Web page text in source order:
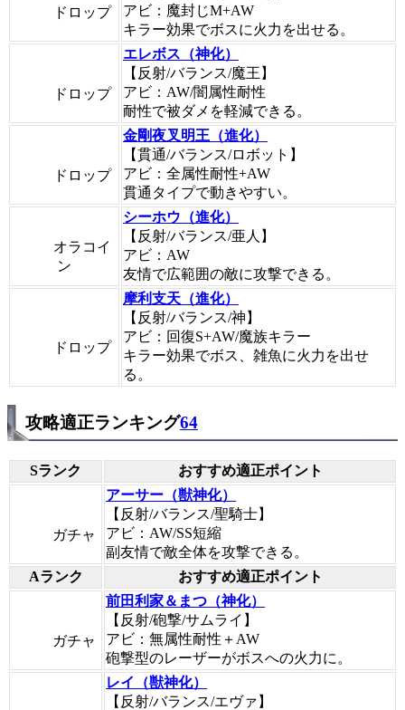
ドロップ
アビ：魔封じM+AW
キラー効果でボスに火力を出せる。
ドロップ
エレボス（神化）
【反射/バランス/魔王】
アビ：AW/闇属性耐性
耐性で被ダメを軽減できる。
ドロップ
金剛夜叉明王（進化）
【貫通/バランス/ロボット】
アビ：全属性耐性+AW
貫通タイプで動きやすい。
オラコイ
ン
シーホウ（進化）
【反射/バランス/亜人】
アビ：AW
友情で広範囲の敵に攻撃できる。
ドロップ
摩利支天（進化）
【反射/バランス/神】
アビ：回復S+AW/魔族キラー
キラー効果でボス、雑魚に火力を出せ
る。
攻略適正ランキング64
Sランク おすすめ適正ポイント
ガチャ
アーサー（獣神化）
【反射/バランス/聖騎士】
アビ：AW/SS短縮
副友情で敵全体を攻撃できる。
Aランク
おすすめ適正ポイント
ガチャ
前田利家＆まつ（神化）
【反射/砲撃/サムライ】
アビ：無属性耐性＋AW
砲撃型のレーザーがボスへの火力に。
レイ（獣神化）
【反射/バランス/エヴァ】